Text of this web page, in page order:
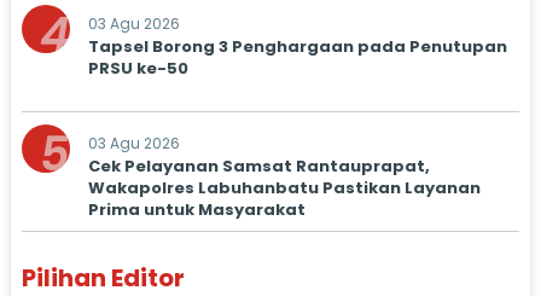
4 03 Agu 2026
Tapsel Borong 3 Penghargaan pada Penutupan
PRSU ke-50
5 03 Agu 2026
Cek Pelayanan Samsat Rantauprapat,
Wakapolres Labuhanbatu Pastikan Layanan
Prima untuk Masyarakat
Pilihan Editor